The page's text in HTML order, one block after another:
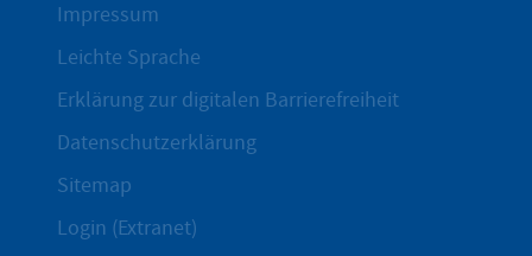
Impressum
Leichte Sprache
Erklärung zur digitalen Barrierefreiheit
Datenschutzerklärung
Sitemap
Login (Extranet)